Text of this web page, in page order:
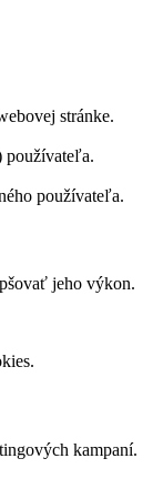
stránke.
používateľa.
používateľa.
jeho výkon.
kampaní.